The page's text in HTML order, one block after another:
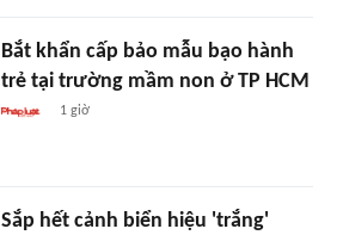
Bắt khẩn cấp bảo mẫu bạo hành
trẻ tại trường mầm non ở TP HCM
1 giờ
Sắp hết cảnh biển hiệu 'trắng'